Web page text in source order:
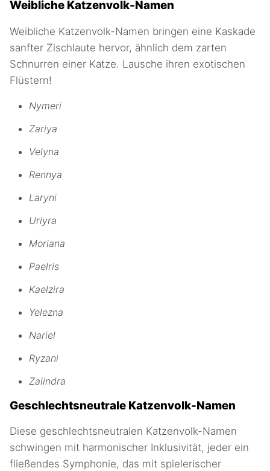
Weibliche Katzenvolk-Namen
Weibliche Katzenvolk-Namen bringen eine Kaskade
sanfter Zischlaute hervor, ähnlich dem zarten
Schnurren einer Katze. Lausche ihren exotischen
Flüstern!
Nymeri
Zariya
Velyna
Rennya
Laryni
Uriyra
Moriana
Paelris
Kaelzira
Yelezna
Nariel
Ryzani
Zalindra
Geschlechtsneutrale Katzenvolk-Namen
Diese geschlechtsneutralen Katzenvolk-Namen
schwingen mit harmonischer Inklusivität, jeder ein
fließendes Symphonie, das mit spielerischer